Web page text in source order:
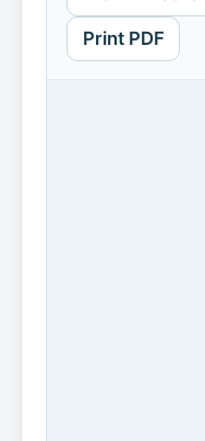
Print PDF